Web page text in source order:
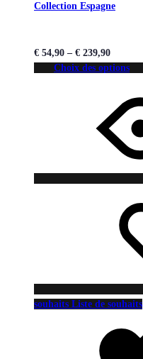
Collection Espagne
€ 54,90 – € 239,90
Choix des options
souhaits Liste de souhaits